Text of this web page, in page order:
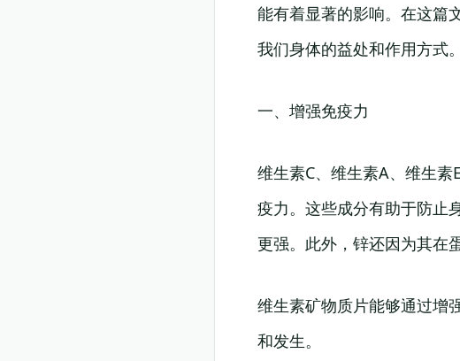
能有着显著的影响。在这篇
我们身体的益处和作用方式。
一、增强免疫力
维生素C、维生素A、维生
疫力。这些成分有助于防止
更强。此外，锌还因为其在
维生素矿物质片能够通过增
和发生。